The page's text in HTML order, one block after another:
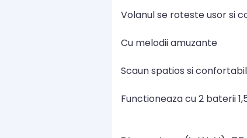
Volanul se roteste usor si
Cu melodii amuzante
Scaun spatios si confortabil
Functioneaza cu 2 baterii